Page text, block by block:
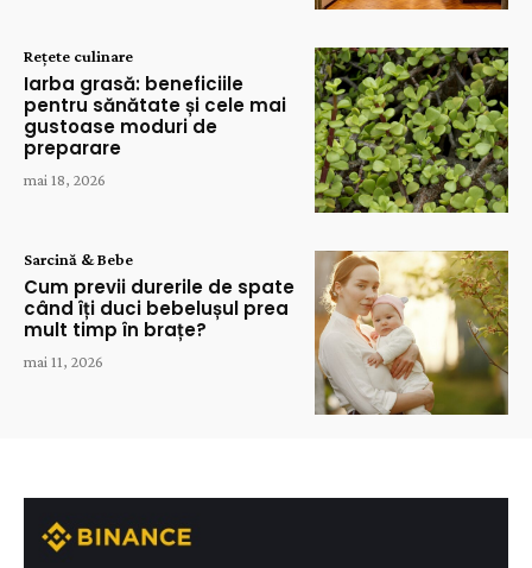
Rețete culinare
Iarba grasă: beneficiile
pentru sănătate și cele mai
gustoase moduri de
preparare
mai 18, 2026
Sarcină & Bebe
Cum previi durerile de spate
când îți duci bebelușul prea
mult timp în brațe?
mai 11, 2026